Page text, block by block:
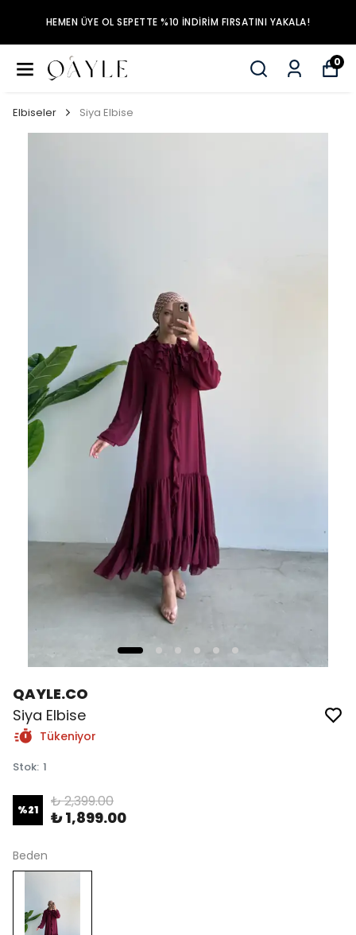
HEMEN ÜYE OL SEPETTE %10 İNDİRİM FIRSATINI YAKALA!
0
Elbiseler Siya Elbise
QAYLE.CO
Siya Elbise
Tükeniyor
Stok: 1
%21 ₺ 2,399.00
₺ 1,899.00
Beden